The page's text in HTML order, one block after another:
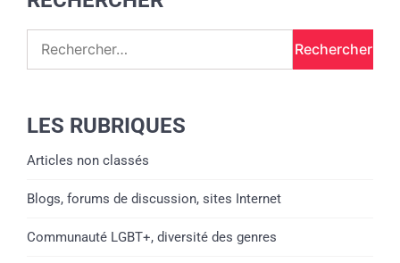
LES RUBRIQUES
Articles non classés
Blogs, forums de discussion, sites Internet
Communauté LGBT+, diversité des genres